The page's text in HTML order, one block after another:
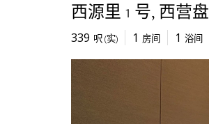
西源里 1 号 西营盘
339 呎(实) 1 房间 1 浴间